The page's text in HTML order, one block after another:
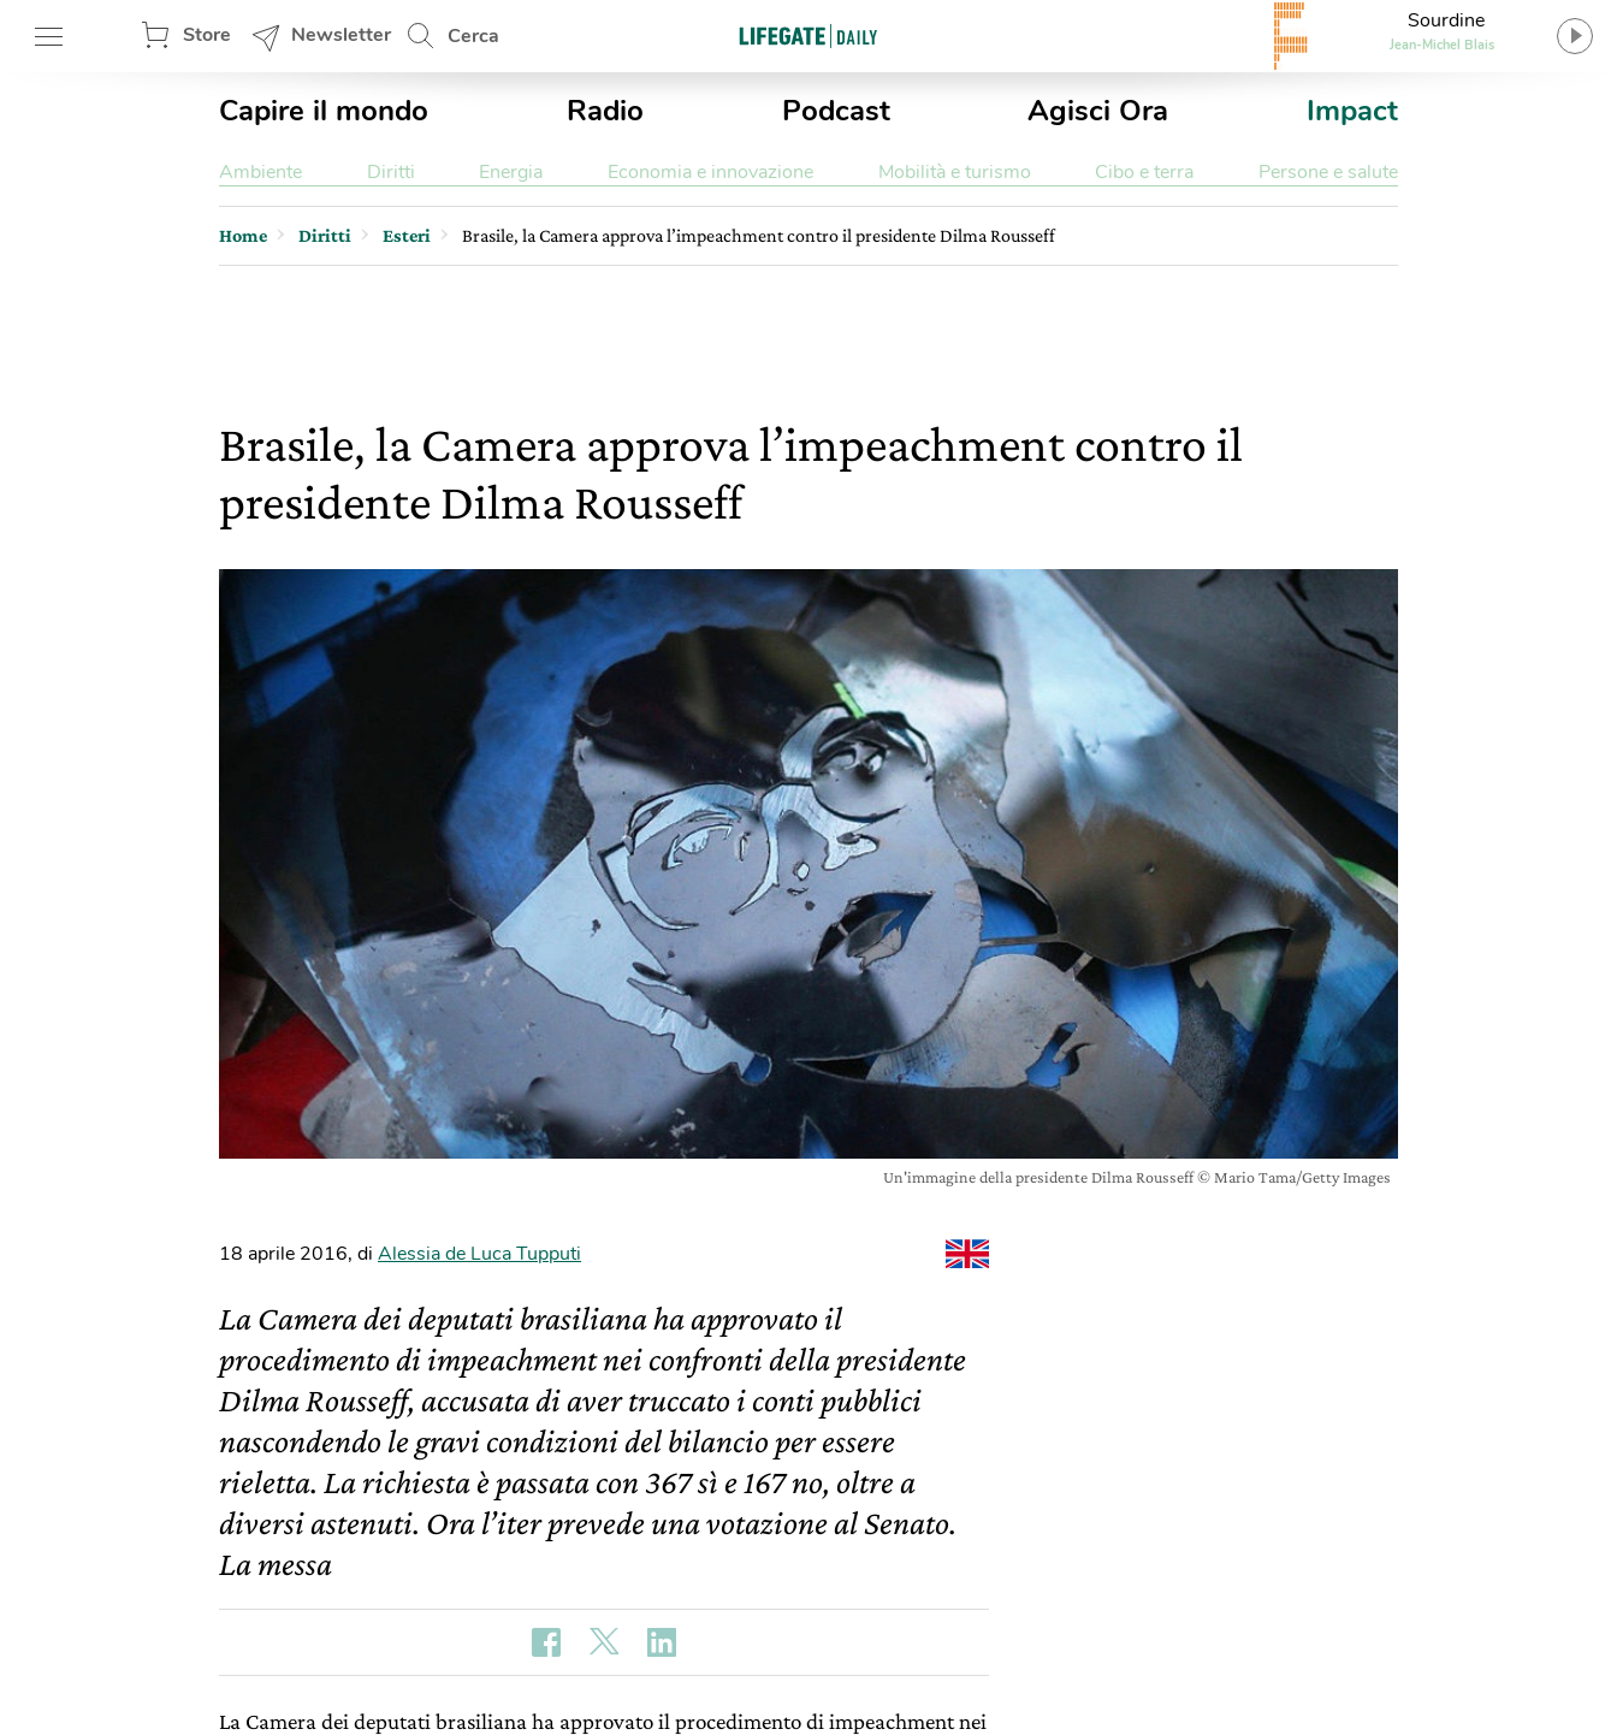
Store Newsletter Cerca
Sourdine
Jean-Michel Blais
Capire il mondo Radio Podcast Agisci Ora Impact
Ambiente Diritti Energia Economia e innovazione Mobilità e turismo Cibo e terra Persone e salute
Home Diritti Esteri Brasile, la Camera approva l’impeachment contro il presidente Dilma Rousseff
Brasile, la Camera approva l’impeachment contro il
presidente Dilma Rousseff
Un'immagine della presidente Dilma Rousseff © Mario Tama/Getty Images
18 aprile 2016, di Alessia de Luca Tupputi
La Camera dei deputati brasiliana ha approvato il
procedimento di impeachment nei confronti della presidente
Dilma Rousseff, accusata di aver truccato i conti pubblici
nascondendo le gravi condizioni del bilancio per essere
rieletta. La richiesta è passata con 367 sì e 167 no, oltre a
diversi astenuti. Ora l’iter prevede una votazione al Senato.
La messa
La Camera dei deputati brasiliana ha approvato il procedimento di impeachment nei